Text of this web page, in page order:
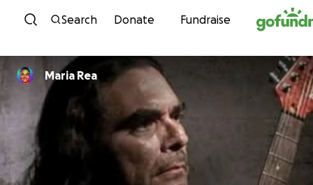
Skip to content
Search Donate Fundraise
Maria Rea